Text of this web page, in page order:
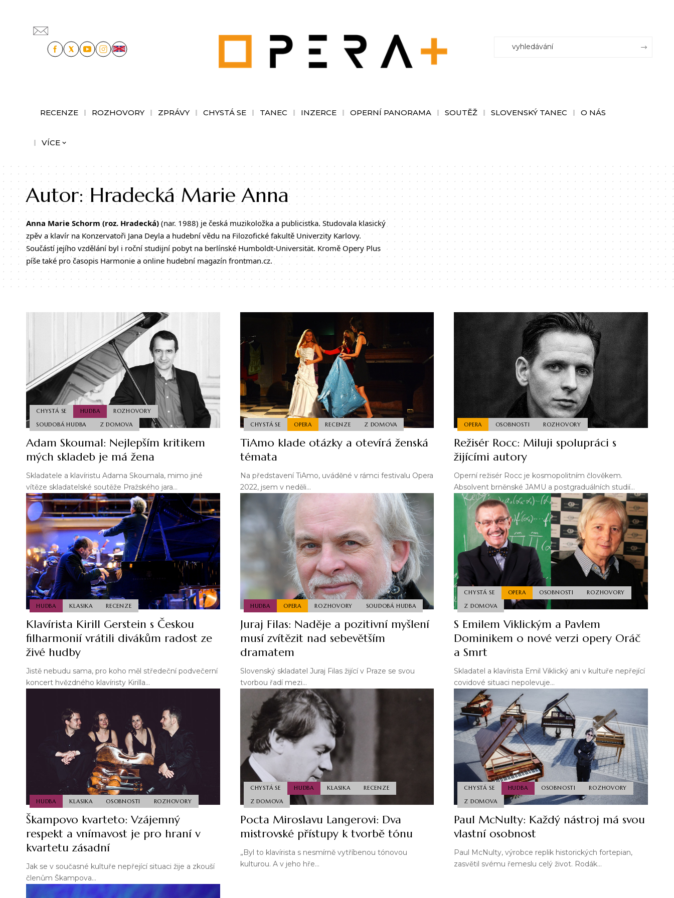
RECENZE ROZHOVORY ZPRÁVY CHYSTÁ SE TANEC INZERCE OPERNÍ PANORAMA SOUTĚŽ SLOVENSKÝ TANEC O NÁS
VÍCE
Autor:Hradecká Marie Anna
Anna Marie Schorm (roz. Hradecká) (nar. 1988) je česká muzikoložka a publicistka. Studovala klasický
zpěv a klavír na Konzervatoři Jana Deyla a hudební vědu na Filozofické fakultě Univerzity Karlovy.
Součástí jejího vzdělání byl i roční studijní pobyt na berlínské Humboldt-Universität. Kromě Opery Plus
píše také pro časopis Harmonie a online hudební magazín frontman.cz.
CHYSTÁ SE HUDBA
ROZHOVORY
SOUDOBÁ HUDBA
Z DOMOVA
Adam Skoumal: Nejlepším kritikem
mých skladeb je má žena
Skladatele a klavíristu Adama Skoumala, mimo jiné
vítěze skladatelské soutěže Pražského jara…
CHYSTÁ SE OPERA RECENZE Z DOMOVA
TiAmo klade otázky a otevírá ženská
témata
Na představení TiAmo, uváděné v rámci festivalu Opera
2022, jsem v neděli…
OPERA OSOBNOSTI ROZHOVORY
Režisér Rocc: Miluji spolupráci s
žijícími autory
Operní režisér Rocc je kosmopolitním člověkem.
Absolvent brněnské JAMU a postgraduálních studií…
HUDBA KLASIKA RECENZE
Klavírista Kirill Gerstein s Českou
filharmonií vrátili divákům radost ze
živé hudby
Jistě nebudu sama, pro koho měl středeční podvečerní
koncert hvězdného klavíristy Kirilla…
HUDBA OPERA ROZHOVORY SOUDOBÁ HUDBA
Juraj Filas: Naděje a pozitivní myšlení
musí zvítězit nad sebevětším
dramatem
Slovenský skladatel Juraj Filas žijící v Praze se svou
tvorbou řadí mezi…
CHYSTÁ SE OPERA OSOBNOSTI
ROZHOVORY
Z DOMOVA
S Emilem Viklickým a Pavlem
Dominikem o nové verzi opery Oráč
a Smrt
Skladatel a klavírista Emil Viklický ani v kultuře nepřející
covidové situaci nepolevuje…
HUDBA KLASIKA OSOBNOSTI ROZHOVORY
Škampovo kvarteto: Vzájemný
respekt a vnímavost je pro hraní v
kvartetu zásadní
Jak se v současné kultuře nepřející situaci žije a zkouší
členům Škampova…
CHYSTÁ SE HUDBA KLASIKA
RECENZE
Z DOMOVA
Pocta Miroslavu Langerovi: Dva
mistrovské přístupy k tvorbě tónu
„Byl to klavírista s nesmírně vytříbenou tónovou
kulturou. A v jeho hře…
CHYSTÁ SE HUDBA OSOBNOSTI
ROZHOVORY
Z DOMOVA
Paul McNulty: Každý nástroj má svou
vlastní osobnost
Paul McNulty, výrobce replik historických fortepian,
zasvětil svému řemeslu celý život. Rodák…